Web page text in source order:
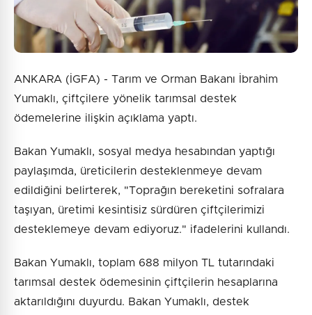
ANKARA (İGFA) - Tarım ve Orman Bakanı İbrahim
Yumaklı, çiftçilere yönelik tarımsal destek
ödemelerine ilişkin açıklama yaptı.
Bakan Yumaklı, sosyal medya hesabından yaptığı
paylaşımda, üreticilerin desteklenmeye devam
edildiğini belirterek, "Toprağın bereketini sofralara
taşıyan, üretimi kesintisiz sürdüren çiftçilerimizi
desteklemeye devam ediyoruz." ifadelerini kullandı.
Bakan Yumaklı, toplam 688 milyon TL tutarındaki
tarımsal destek ödemesinin çiftçilerin hesaplarına
aktarıldığını duyurdu. Bakan Yumaklı, destek